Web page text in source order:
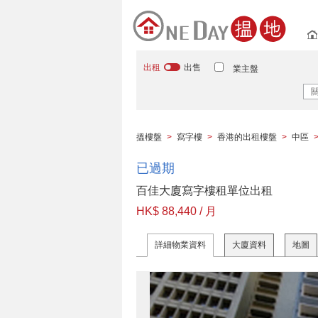
出租 出售 業主盤
搵樓盤 > 寫字樓 > 香港的出租樓盤 > 中區 >
已過期
百佳大廈寫字樓租單位出租
HK$ 88,440 / 月
詳細物業資料 大廈資料 地圖